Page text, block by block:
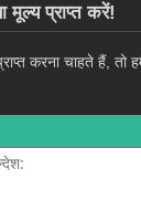
मूल्य प्राप्त करें!
करना चाहते हैं,